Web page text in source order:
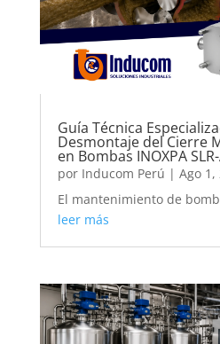
Guía Técnica
Desmontaje del Cierre
en Bombas INOXPA
por Inducom Perú | Ago 1,
El mantenimiento de
leer más